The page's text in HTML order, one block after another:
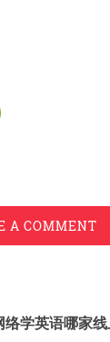
A COMMENT
络学英语哪家